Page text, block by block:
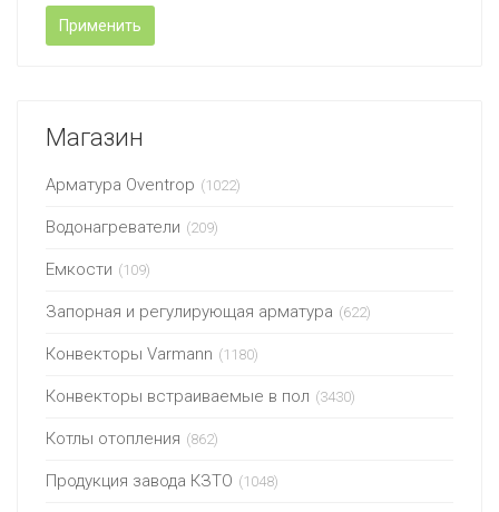
Применить
Магазин
Арматура Oventrop (1022)
Водонагреватели (209)
Емкости (109)
Запорная и регулирующая арматура (622)
Конвекторы Varmann (1180)
Конвекторы встраиваемые в пол (3430)
Котлы отопления (862)
Продукция завода КЗТО (1048)